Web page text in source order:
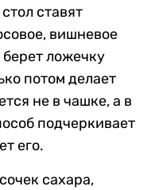
ставят
вишневое
берет ложечку
потом делает
не в чашке, а в
подчеркивает
его.
сахара,